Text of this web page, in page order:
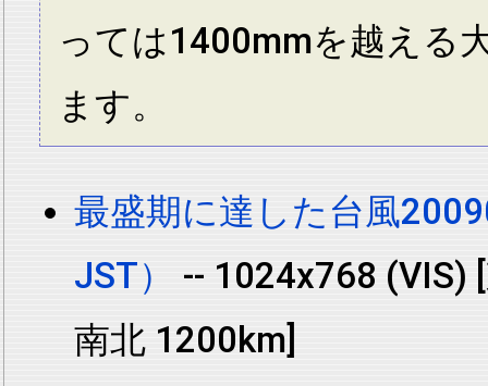
っては1400mmを越える
ます。
最盛期に達した台風
JST）
-- 1024x768 (VIS)
南北 1200km]